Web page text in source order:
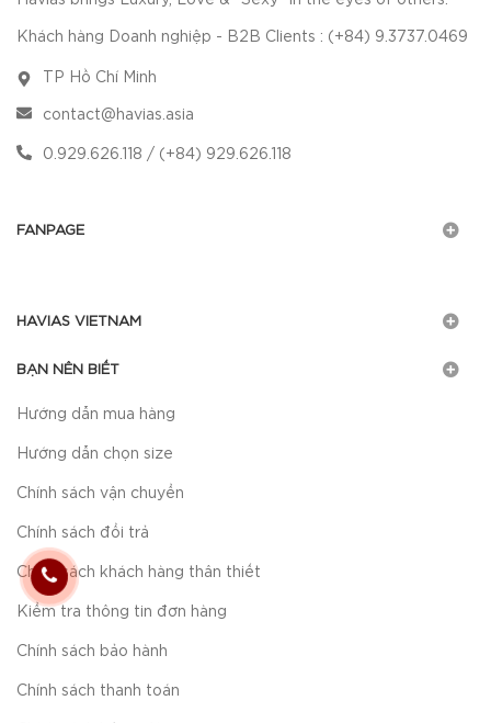
Khách hàng Doanh nghiệp - B2B Clients : (+84) 9.3737.0469
TP Hồ Chí Minh
contact@havias.asia
0.929.626.118 / (+84) 929.626.118
FANPAGE
HAVIAS VIETNAM
BẠN NÊN BIẾT
Hướng dẫn mua hàng
Hướng dẫn chọn size
Chính sách vận chuyển
Chính sách đổi trả
Chính sách khách hàng thân thiết
Kiểm tra thông tin đơn hàng
Chính sách bảo hành
Chính sách thanh toán